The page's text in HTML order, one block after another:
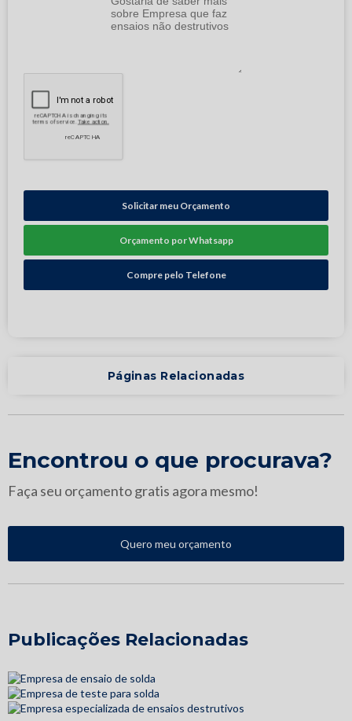
Solicitar meu Orçamento
Orçamento por Whatsapp
Compre pelo Telefone
Páginas Relacionadas
Encontrou o que procurava?
Faça seu orçamento gratis agora mesmo!
Quero meu orçamento
Publicações Relacionadas